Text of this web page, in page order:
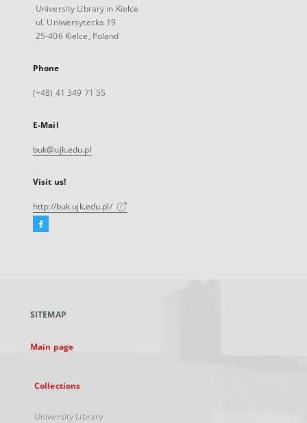
University Library in Kielce
ul. Uniwersytecka 19
25-406 Kielce, Poland
Phone
(+48) 41 349 71 55
E-Mail
buk@ujk.edu.pl
Visit us!
http://buk.ujk.edu.pl/
Facebook
new
SITEMAP
Main page
Collections
University Library